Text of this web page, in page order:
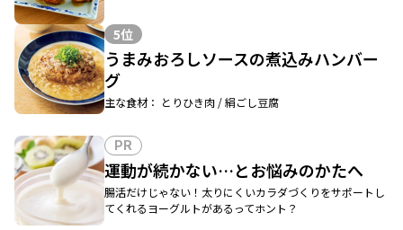
5位
うまみおろしソースの煮込みハンバー
グ
主な食材： とりひき肉 / 絹ごし豆腐
PR
運動が続かない…とお悩みのかたへ
腸活だけじゃない！太りにくいカラダづくりをサポートし
てくれるヨーグルトがあるってホント？